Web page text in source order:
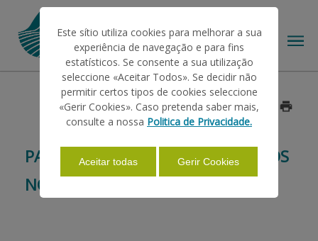
AJUDAS/APOIOS
INFORMAÇÕES
PAGAMENTOS PRODER EFETUADOS
NO ANO DE 2013
Data: 2014/06/09
Este sítio utiliza cookies para melhorar a sua
experiência de navegação e para fins
estatísticos. Se consente a sua utilização
seleccione «Aceitar Todos». Se decidir não
permitir certos tipos de cookies seleccione
«Gerir Cookies». Caso pretenda saber mais,
consulte a nossa Politica de Privacidade.
Aceitar todas Gerir Cookies